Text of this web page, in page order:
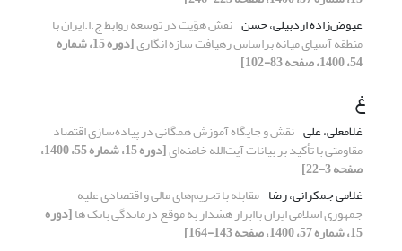
عیوض‌زاده اردبیلی، حسن نقش هوّیت در توسعه روابط ج.ا.ایران با
منطقه آسیای میانه براساس رهیافت سازه انگاری [دوره 15، شماره
54، 1400، صفحه 83-102]
غ
غلامعلی، علی نقش و جایگاه آموزش همگانی در پیاده‌سازی اقتصاد
مقاومتی با تأکید بر بیانات آیت‌الله خامنه‌ای [دوره 15، شماره 55، 1400،
صفحه 3-22]
غلامی جمکرانی، رضا مقابله با تحریم‌های مالی و اقتصادی علیه
جمهوری اسلامی ایران باابزار هشدار به موقع درماندگی بانک ها[دوره
15، شماره 57، 1400، صفحه 143-164]